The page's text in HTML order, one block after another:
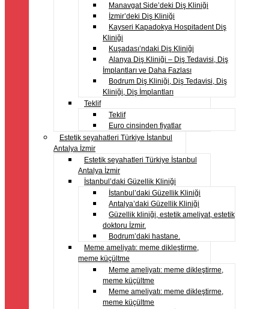
Manavgat Side’deki Diş Kliniği
İzmir’deki Diş Kliniği
Kayseri Kapadokya Hospitadent Diş
Kliniği
Kuşadası’ndaki Diş Kliniği
Alanya Diş Kliniği – Diş Tedavisi, Diş
İmplantları ve Daha Fazlası
Bodrum Diş Kliniği, Diş Tedavisi, Diş
Kliniği, Diş İmplantları
Teklif
Teklif
Euro cinsinden fiyatlar
Estetik seyahatleri Türkiye İstanbul
Antalya İzmir
Estetik seyahatleri Türkiye İstanbul
Antalya İzmir
İstanbul’daki Güzellik Kliniği
İstanbul’daki Güzellik Kliniği
Antalya’daki Güzellik Kliniği
Güzellik kliniği, estetik ameliyat, estetik
doktoru İzmir.
Bodrum’daki hastane.
Meme ameliyatı: meme dikleştirme,
meme küçültme
Meme ameliyatı: meme dikleştirme,
meme küçültme
Meme ameliyatı: meme dikleştirme,
meme küçültme